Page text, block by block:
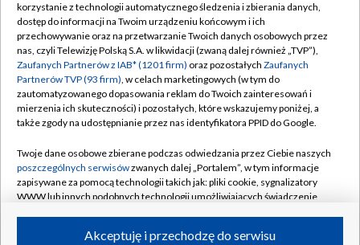
TVP
Abonament TVP
Emisja w TVP
Centrum informacji TVP
Naziemna Telewizja Cyfrowa
Rada Programowa
System NOS
Informacje o nadawcy
Regulamin TVP
Polityka prywatności
Moje zgody
Pomoc
Kontakt
Kanały
korzystanie z technologii automatycznego śledzenia i zbierania danych,
dostęp do informacji na Twoim urządzeniu końcowym i ich
przechowywanie oraz na przetwarzanie Twoich danych osobowych przez
nas, czyli Telewizję Polską S.A. w likwidacji (zwaną dalej również „TVP”),
Zaufanych Partnerów z IAB* (1201 firm) oraz pozostałych Zaufanych
Partnerów TVP (93 firm), w celach marketingowych (w tym do
zautomatyzowanego dopasowania reklam do Twoich zainteresowań i
mierzenia ich skuteczności) i pozostałych, które wskazujemy poniżej, a
także zgody na udostępnianie przez nas identyfikatora PPID do Google.
Twoje dane osobowe zbierane podczas odwiedzania przez Ciebie naszych
poszczególnych serwisówzwanych dalej „Portalem”, w tym informacje
zapisywane za pomocą technologii takich jak: pliki cookie, sygnalizatory
WWW lub innych podobnych technologii umożliwiających świadczenie
ruchu w Internecie.Akceptuję i przechodzę do serwisu